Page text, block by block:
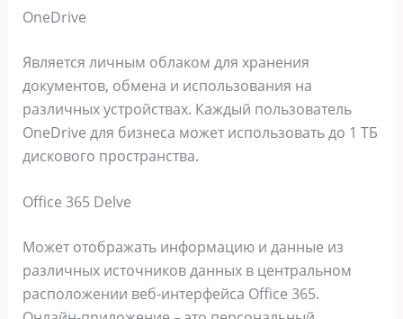
OneDrive
Является личным облаком для хранения
документов, обмена и использования на
различных устройствах. Каждый пользователь
OneDrive для бизнеса может использовать до 1 ТБ
дискового пространства.
Office 365 Delve
Может отображать информацию и данные из
различных источников данных в центральном
расположении веб-интерфейса Office 365.